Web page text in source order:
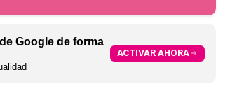
Google de forma
ACTIVAR AHORA